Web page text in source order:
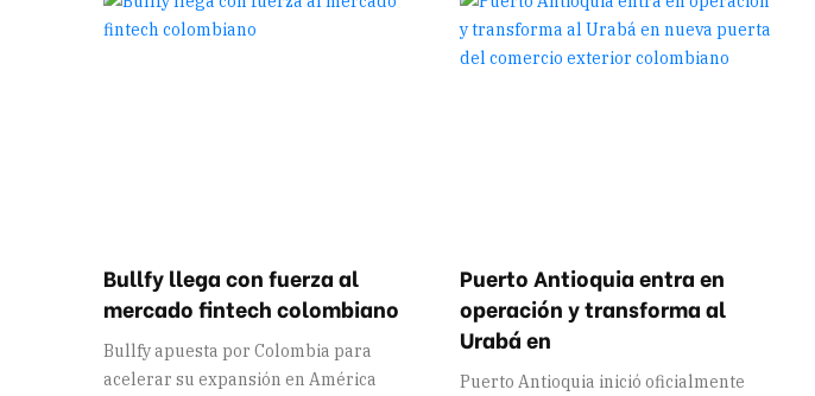
Bullfy llega con fuerza al
mercado fintech colombiano
Bullfy apuesta por Colombia para
acelerar su expansión en América
Puerto Antioquia entra en
operación y transforma al
Urabá en
Puerto Antioquia inició oficialmente